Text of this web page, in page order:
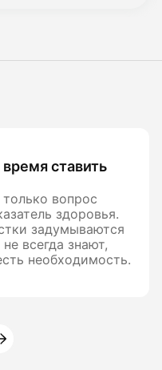
ставить
вопрос
здоровья.
задумываются
всегда знают,
необходимость.